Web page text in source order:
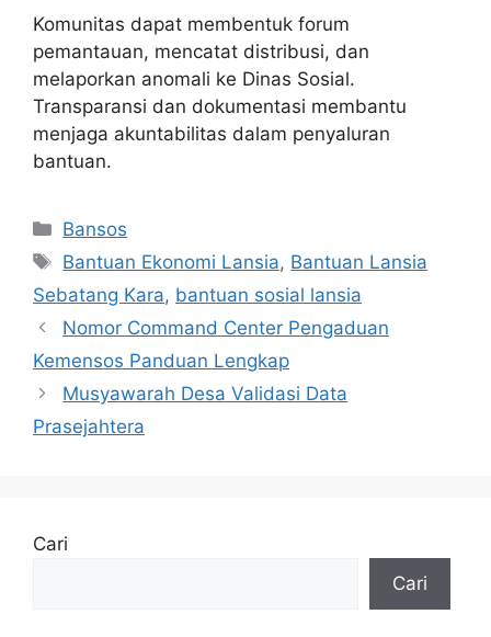
Komunitas dapat membentuk forum
pemantauan, mencatat distribusi, dan
melaporkan anomali ke Dinas Sosial.
Transparansi dan dokumentasi membantu
menjaga akuntabilitas dalam penyaluran
bantuan.
Kategori
Bansos
Tag
Bantuan Ekonomi Lansia, Bantuan Lansia
Sebatang Kara, bantuan sosial lansia
Nomor Command Center Pengaduan
Kemensos Panduan Lengkap
Musyawarah Desa Validasi Data
Prasejahtera
Cari
Cari